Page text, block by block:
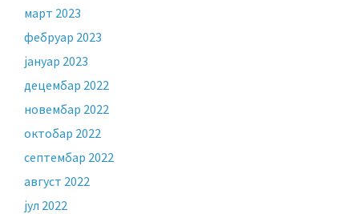
март 2023
фебруар 2023
јануар 2023
децембар 2022
новембар 2022
октобар 2022
септембар 2022
август 2022
јул 2022